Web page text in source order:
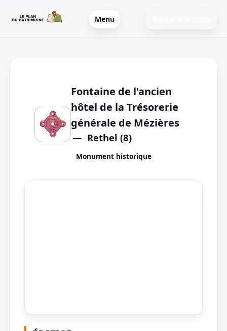
Menu
Fontaine de l'ancien
hôtel de la Trésorerie
générale de Mézières
Rethel (8)
Monument historique